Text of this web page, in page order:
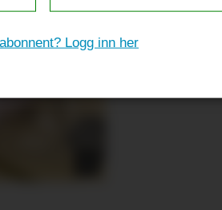
Logg inn her